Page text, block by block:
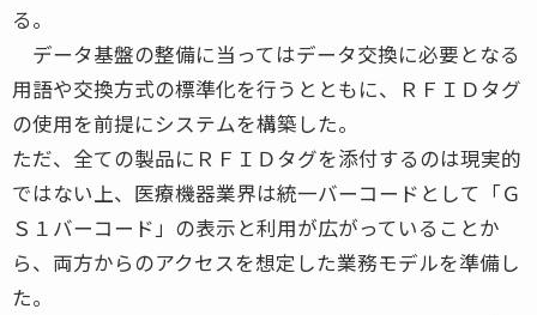
る。
データ基盤の整備に当ってはデータ交換に必要となる
用語や交換方式の標準化を行うとともに、ＲＦＩＤタグ
の使用を前提にシステムを構築した。
ただ、全ての製品にＲＦＩＤタグを添付するのは現実的
ではない上、医療機器業界は統一バーコードとして「Ｇ
Ｓ１バーコード」の表示と利用が広がっていることか
ら、両方からのアクセスを想定した業務モデルを準備し
た。